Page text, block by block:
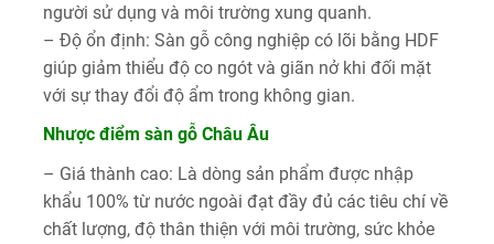
người sử dụng và môi trường xung quanh.
– Độ ổn định: Sàn gỗ công nghiệp có lõi bằng HDF
giúp giảm thiểu độ co ngót và giãn nở khi đối mặt
với sự thay đổi độ ẩm trong không gian.
Nhược điểm sàn gỗ Châu Âu
– Giá thành cao: Là dòng sản phẩm được nhập
khẩu 100% từ nước ngoài đạt đầy đủ các tiêu chí về
chất lượng, độ thân thiện với môi trường, sức khỏe